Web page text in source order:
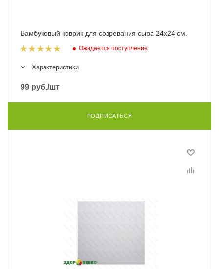
Бамбуковый коврик для созревания сыра 24х24 см.
Ожидается поступление
Характеристики
99 руб./шт
ПОДПИСАТЬСЯ